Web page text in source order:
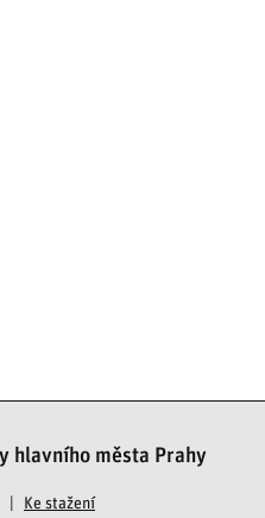
hlavního města Prahy
Ke stažení